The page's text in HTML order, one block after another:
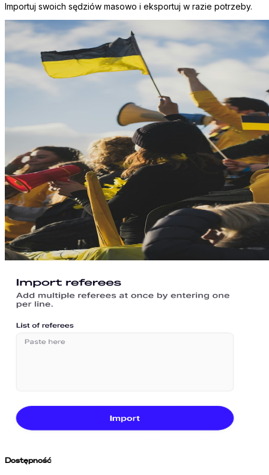
Importuj swoich sędziów masowo i eksportuj w razie potrzeby.
Dostępność